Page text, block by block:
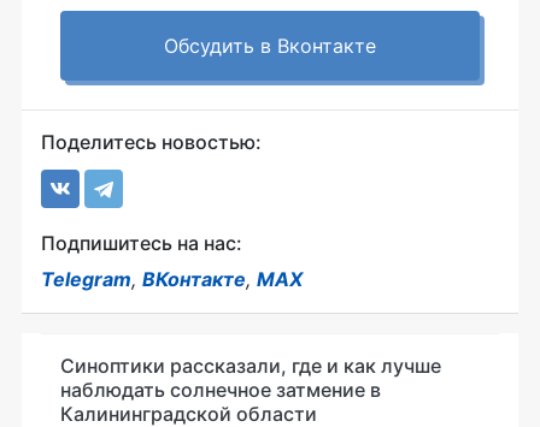
Обсудить в Вконтакте
Поделитесь новостью:
Подпишитесь на нас:
Telegram, ВКонтакте, MAX
Синоптики рассказали, где и как лучше
наблюдать солнечное затмение в
Калининградской области